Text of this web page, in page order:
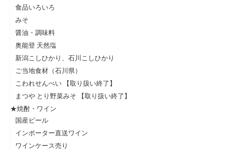
食品いろいろ
みそ
醤油・調味料
奥能登 天然塩
新潟こしひかり、石川こしひかり
ご当地食材（石川県）
こわれせんべい 【取り扱い終了】
まつや とり野菜みそ 【取り扱い終了】
★焼酎・ワイン
国産ビール
インポーター直送ワイン
ワインケース売り